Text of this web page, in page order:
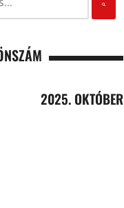
2025. OKTÓBER